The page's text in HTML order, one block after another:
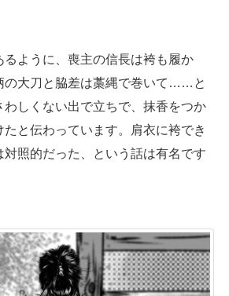
るように、喪主の信長は袴も履か
の大刀と脇差は藁縄で巻いて……と
わしくない出で立ちで、抹香をつか
たと伝わっています。肩衣に袴でき
対照的だった、という話は有名です